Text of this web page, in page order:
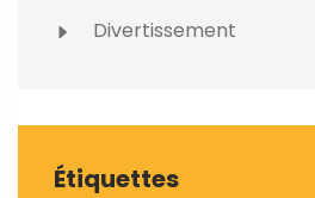
Divertissement
Étiquettes